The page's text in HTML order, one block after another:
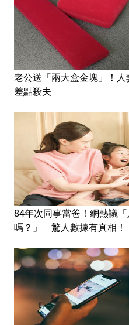
老公送「兩大盒金塊」！
差點殺夫
84年次同事當爸！網熱議
嗎？」 驚人數據有真相！